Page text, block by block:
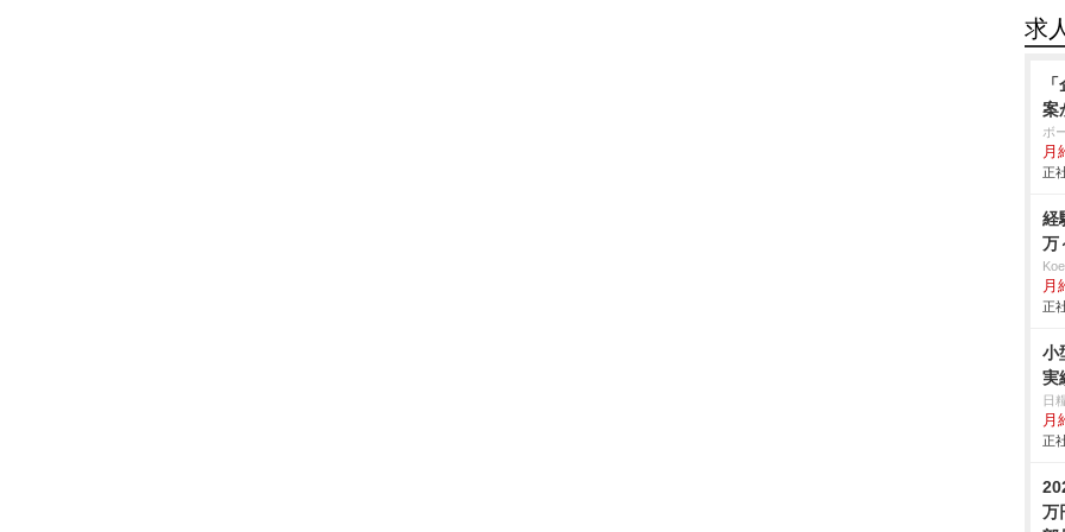
求
案
ボ
月
正
経
万
月
正
小
実
日
月
正
万